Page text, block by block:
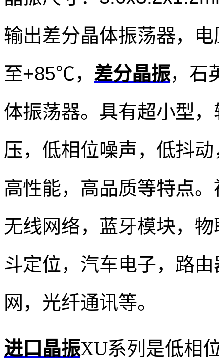
输出差分晶体振荡器，
至+85℃， 差分晶振， 石
体振荡器。具有超小型
压，低相位噪声，低抖
高性能，高品质等特点
无线网络，蓝牙模块，
斗定位，汽车电子，路
网 ，光纤通讯等。
进口晶振XU系列是低相